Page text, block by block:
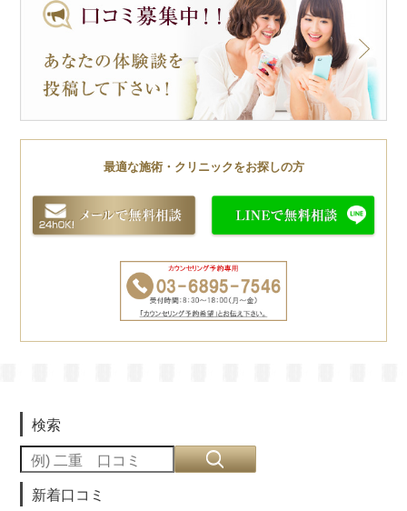
最適な施術・クリニックをお探しの方
検索
新着口コミ